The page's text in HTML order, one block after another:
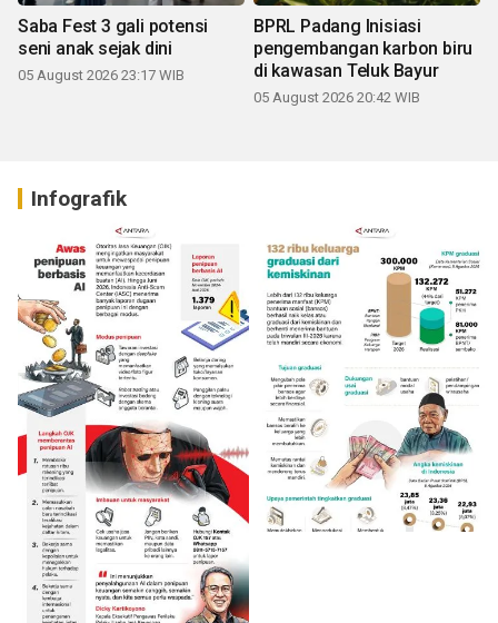
Saba Fest 3 gali potensi
seni anak sejak dini
05 August 2026 23:17 WIB
BPRL Padang Inisiasi
pengembangan karbon biru
di kawasan Teluk Bayur
05 August 2026 20:42 WIB
Infografik